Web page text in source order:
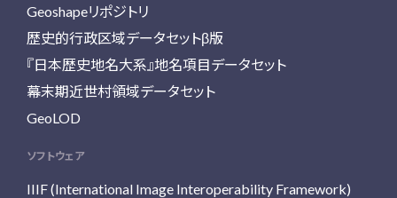
Geoshapeリポジトリ
歴史的行政区域データセットβ版
『日本歴史地名大系』地名項目データセット
幕末期近世村領域データセット
GeoLOD
ソフトウェア
IIIF (International Image Interoperability Framework)